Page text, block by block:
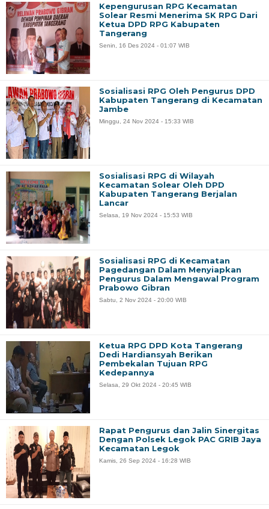
Kepengurusan RPG Kecamatan
Solear Resmi Menerima SK RPG Dari
Ketua DPD RPG Kabupaten
Tangerang
Senin, 16 Des 2024 - 01:07 WIB
Sosialisasi RPG Oleh Pengurus DPD
Kabupaten Tangerang di Kecamatan
Jambe
Minggu, 24 Nov 2024 - 15:33 WIB
Sosialisasi RPG di Wilayah
Kecamatan Solear Oleh DPD
Kabupaten Tangerang Berjalan
Lancar
Selasa, 19 Nov 2024 - 15:53 WIB
Sosialisasi RPG di Kecamatan
Pagedangan Dalam Menyiapkan
Pengurus Dalam Mengawal Program
Prabowo Gibran
Sabtu, 2 Nov 2024 - 20:00 WIB
Ketua RPG DPD Kota Tangerang
Dedi Hardiansyah Berikan
Pembekalan Tujuan RPG
Kedepannya
Selasa, 29 Okt 2024 - 20:45 WIB
Rapat Pengurus dan Jalin Sinergitas
Dengan Polsek Legok PAC GRIB Jaya
Kecamatan Legok
Kamis, 26 Sep 2024 - 16:28 WIB